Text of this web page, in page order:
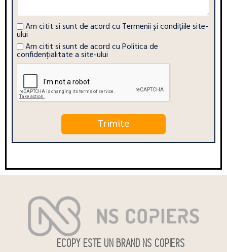
Am citit si sunt de acord cu Termenii și condițiile site-
ului
Am citit si sunt de acord cuPolitica de
confidențialitate a site-ului
ECOPY ESTE UN BRAND NS COPIERS